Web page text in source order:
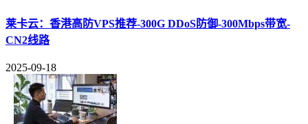
莱卡云：香港高防VPS推荐-300G DDoS防御-300Mbps带宽-
CN2线路
2025-09-18